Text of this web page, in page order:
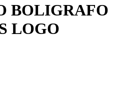
BOLIGRAFO
LOGO